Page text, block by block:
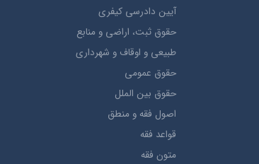
آيین دادرسی کیفری
حقوق ثبت، اراضي و منابع
طبيعي و اوقاف و شهرداری
حقوق عمومی
حقوق بين الملل
اصول فقه و منطق
قواعد فقه
متون فقه